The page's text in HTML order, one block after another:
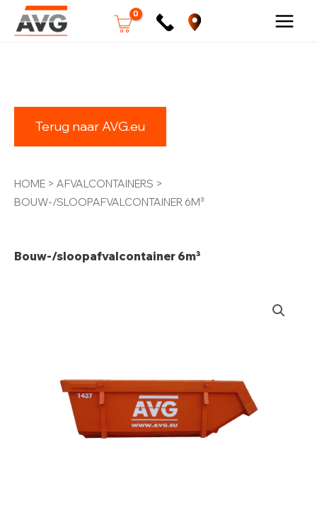
inhoud
Terug naar AVG.eu
HOME > AFVALCONTAINERS >
BOUW-/SLOOPAFVALCONTAINER 6M³
Bouw-/sloopafvalcontainer 6m³